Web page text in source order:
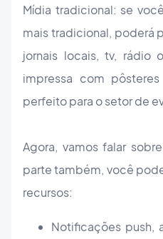
Mídia tradicional: se
mais tradicional, poderá
jornais locais, tv, rádio
impressa com
perfeito para o setor de
Agora, vamos falar
parte também, você
recursos:
Notificações push,